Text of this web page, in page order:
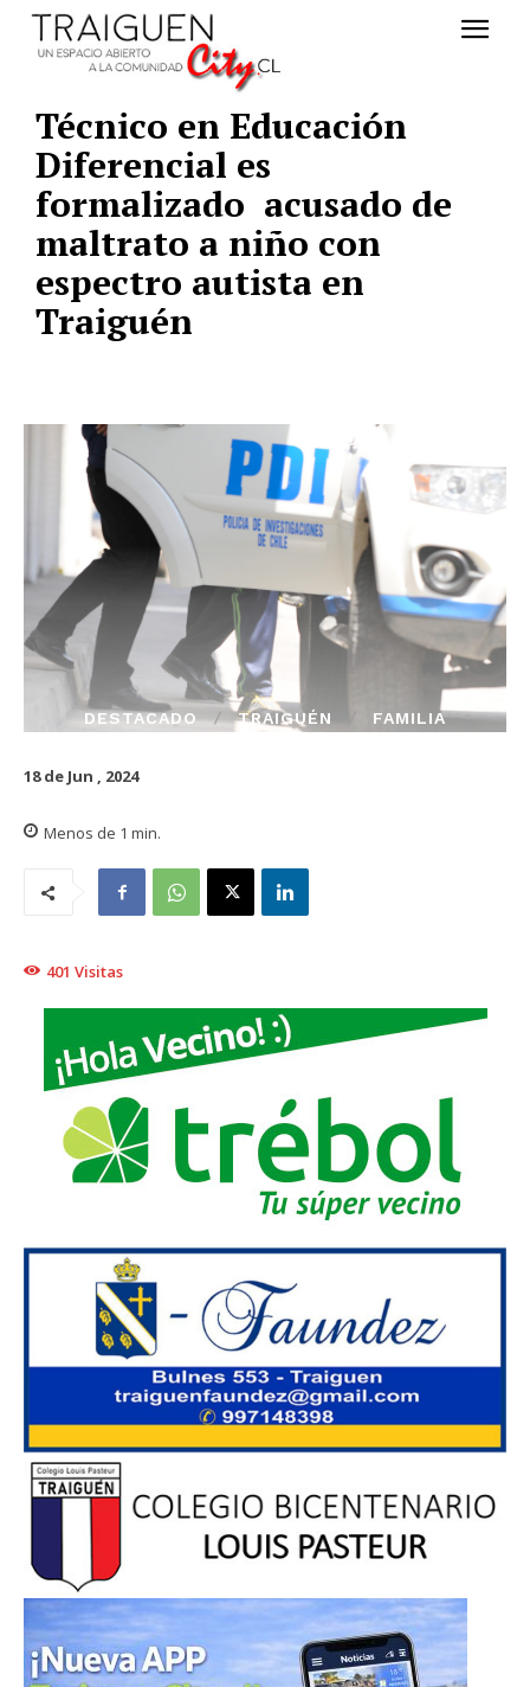
Técnico en Educación
Diferencial es
formalizado acusado de
maltrato a niño con
espectro autista en
Traiguén
DESTACADO TRAIGUÉN FAMILIA
18 de Jun , 2024
Menos de 1 min.
401 Visitas